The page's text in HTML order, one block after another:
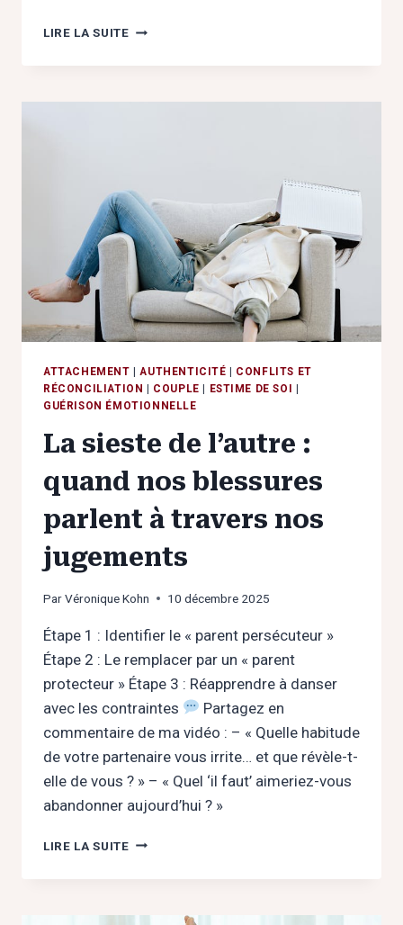
LIRE LA SUITELE
:
L’EXIGENCE
ATTACHEMENT |AUTHENTICITÉ
CONFLITS ET
RÉCONCILIATION
COUPLE ESTIME DE SOI
GUÉRISON ÉMOTIONNELLE
La sieste de l’autre :
quand nos blessures
parlent à travers nos
jugements
ParVéronique Kohn 10 décembre 2025
Étape 1 : Identifier le « parent persécuteur »
Étape 2 : Le remplacer par un « parent
protecteur » Étape 3 : Réapprendre à danser
avec les contraintes
Partagez en
commentaire de ma vidéo : – « Quelle habitude
de votre partenaire vous irrite… et que révèle-t-
elle de vous ? » – « Quel ‘il faut’ aimeriez-vous
abandonner aujourd’hui ? »
LIRE LA SUITELA
: